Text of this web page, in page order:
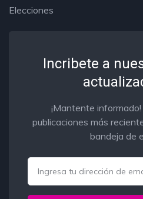
Elecciones
Incribete a
¡Mantente
publicaciones más
bandeja de